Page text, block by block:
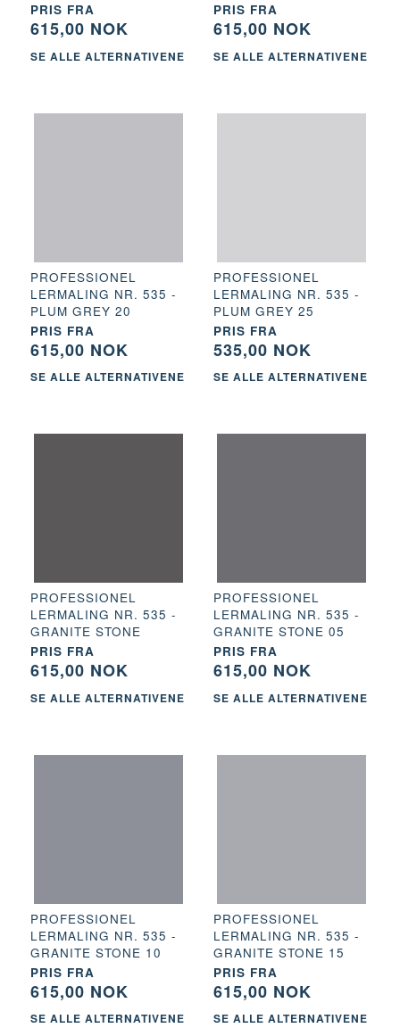
PRIS FRA
615,00 NOK
SE ALLE ALTERNATIVENE
PRIS FRA
615,00 NOK
SE ALLE ALTERNATIVENE
PROFESSIONEL
LERMALING NR. 535 -
PLUM GREY 20
PRIS FRA
615,00 NOK
SE ALLE ALTERNATIVENE
PROFESSIONEL
LERMALING NR. 535 -
PLUM GREY 25
PRIS FRA
535,00 NOK
SE ALLE ALTERNATIVENE
PROFESSIONEL
LERMALING NR. 535 -
GRANITE STONE
PRIS FRA
615,00 NOK
SE ALLE ALTERNATIVENE
PROFESSIONEL
LERMALING NR. 535 -
GRANITE STONE 05
PRIS FRA
615,00 NOK
SE ALLE ALTERNATIVENE
PROFESSIONEL
LERMALING NR. 535 -
GRANITE STONE 10
PRIS FRA
615,00 NOK
SE ALLE ALTERNATIVENE
PROFESSIONEL
LERMALING NR. 535 -
GRANITE STONE 15
PRIS FRA
615,00 NOK
SE ALLE ALTERNATIVENE